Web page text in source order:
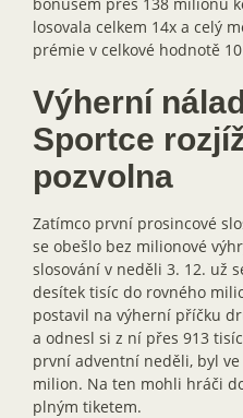
losovala celkem 14x a celý
prémie v celkové hodnotě
Výherní
Sportce
pozvolna
Zatímco první prosincové
se obešlo bez milionové
slosování v neděli 3. 12. už
desítek tisíc do rovného
postavil na výherní příčku
a odnesl si z ní přes 913
první adventní neděli, byl
milion. Na ten mohli hráči
plným tiketem.